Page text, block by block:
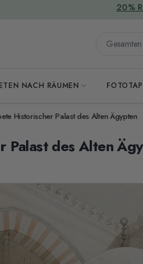
NACH RÄUMEN
Historischer Palast des Alten Ägypten
Palast des Alten